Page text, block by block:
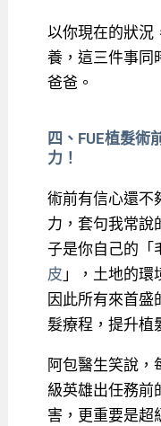
以你現在的狀況
養，這三件事同
爸爸。
四、FUE植髮術
力！
術前有信心還不
力，套句我常說
子是你自己的「
皮 」，土地的環
因此所有來首盛
髮療程，提升植
阿包醫生笑說，
級英雄出任務前
害，更重要是超